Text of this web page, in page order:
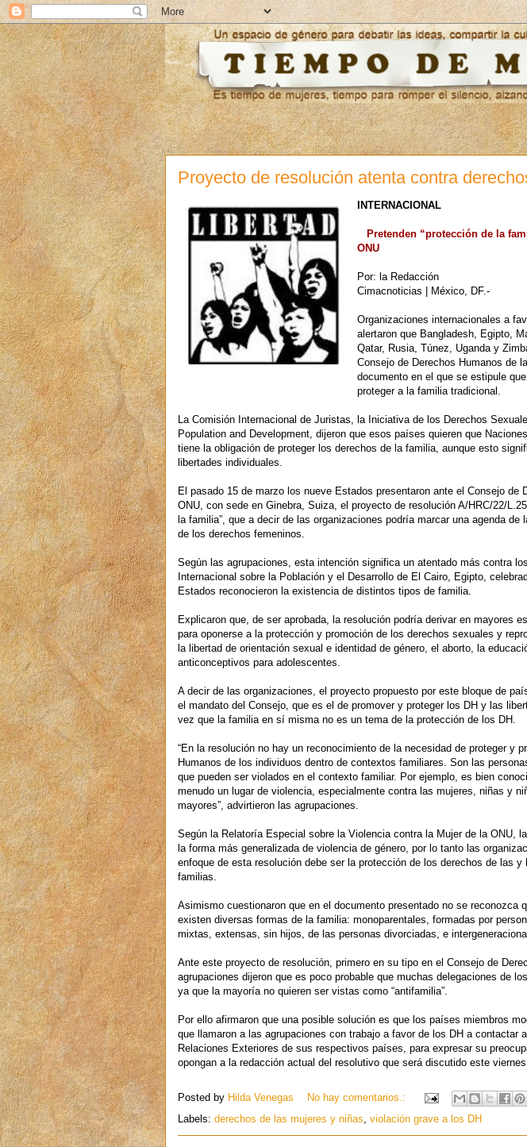
Proyecto de resolución atenta contra
INTERNACIONAL
Pretenden “protección de la
ONU
Por: la Redacción
Cimacnoticias | México, DF.-
Organizaciones internacionales a
alertaron que Bangladesh, Egipto,
Qatar, Rusia, Túnez, Uganda y
Consejo de Derechos Humanos de
documento en el que se estipule
proteger a la familia tradicional.
La Comisión Internacional de Juristas, la Iniciativa de los Derechos
Population and Development, dijeron que esos países quieren que
tiene la obligación de proteger los derechos de la familia, aunque esto
libertades individuales.
El pasado 15 de marzo los nueve Estados presentaron ante el Consejo de
ONU, con sede en Ginebra, Suiza, el proyecto de resolución A/HRC/22/
la familia”, que a decir de las organizaciones podría marcar una agenda de
de los derechos femeninos.
Según las agrupaciones, esta intención significa un atentado más contra
Internacional sobre la Población y el Desarrollo de El Cairo, Egipto,
Estados reconocieron la existencia de distintos tipos de familia.
Explicaron que, de ser aprobada, la resolución podría derivar en mayores
para oponerse a la protección y promoción de los derechos sexuales y
la libertad de orientación sexual e identidad de género, el aborto, la
anticonceptivos para adolescentes.
A decir de las organizaciones, el proyecto propuesto por este bloque de
el mandato del Consejo, que es el de promover y proteger los DH y las
vez que la familia en sí misma no es un tema de la protección de los DH.
“En la resolución no hay un reconocimiento de la necesidad de proteger y
Humanos de los individuos dentro de contextos familiares. Son las
que pueden ser violados en el contexto familiar. Por ejemplo, es bien
menudo un lugar de violencia, especialmente contra las mujeres, niñas y
mayores”, advirtieron las agrupaciones.
Según la Relatoría Especial sobre la Violencia contra la Mujer de la ONU,
la forma más generalizada de violencia de género, por lo tanto las
enfoque de esta resolución debe ser la protección de los derechos de las y
familias.
Asimismo cuestionaron que en el documento presentado no se reconozca
existen diversas formas de la familia: monoparentales, formadas por
mixtas, extensas, sin hijos, de las personas divorciadas, e
Ante este proyecto de resolución, primero en su tipo en el Consejo de
agrupaciones dijeron que es poco probable que muchas delegaciones de
ya que la mayoría no quieren ser vistas como “antifamilia”.
Por ello afirmaron que una posible solución es que los países miembros
que llamaron a las agrupaciones con trabajo a favor de los DH a contactar
Relaciones Exteriores de sus respectivos países, para expresar su
opongan a la redacción actual del resolutivo que será discutido este
Posted by Hilda Venegas
No hay comentarios.:
Labels: derechos de las mujeres y niñas, violación grave a los DH